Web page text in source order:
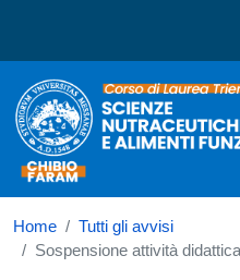
Corso di laurea
Home
Tutti gli avvisi
Sospensione attività